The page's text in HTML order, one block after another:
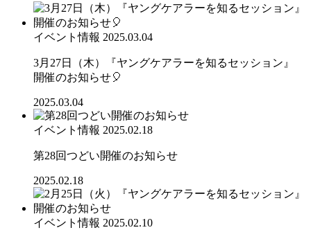
イベント情報 2025.03.04
3月27日（木）『ヤングケアラーを知るセッション』
開催のお知らせ🎈
2025.03.04
イベント情報 2025.02.18
第28回つどい開催のお知らせ
2025.02.18
イベント情報 2025.02.10